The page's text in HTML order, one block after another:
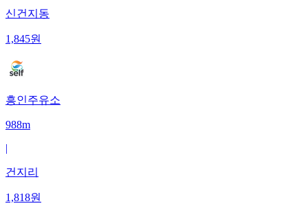
신건지동
1,845원
흥인주유소
988m
|
건지리
1,818원